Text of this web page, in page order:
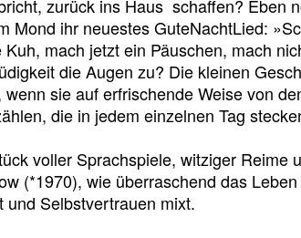
zurück ins Haus schaffen? Eben
Mond ihr neuestes GuteNachtLied:
mach jetzt ein Päuschen, mach
die Augen zu? Die kleinen
sie auf erfrischende Weise von
die in jedem einzelnen Tag
voller Sprachspiele, witziger Reime
(*1970), wie überraschend das
und Selbstvertrauen mixt.